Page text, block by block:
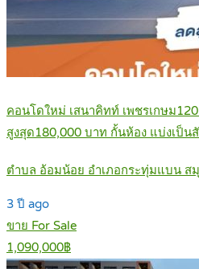
คอนโดใหม่ เสนาคิทท์ เพชรเกษม
สูงสุด180,000 บาท กั้นห้อง แบ่งเป็น
ตำบล อ้อมน้อย อำเภอกระทุ่มแบน ส
3 ปี ago
ขาย For Sale
1,090,000฿